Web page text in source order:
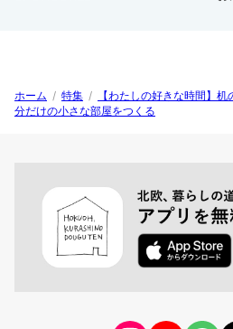
ホーム / 特集 /
【わたしの好きな時間】
分だけの小さな部屋をつくる